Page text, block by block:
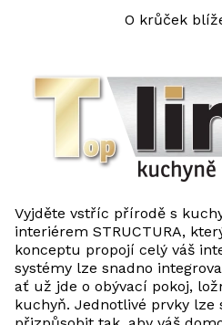
O krůček
Vyjděte vstříc přírodě s
interiérem STRUCTURA,
konceptu propojí celý váš
systémy lze snadno
ať už jde o obývací pokoj,
kuchyň. Jednotlivé prvky lze